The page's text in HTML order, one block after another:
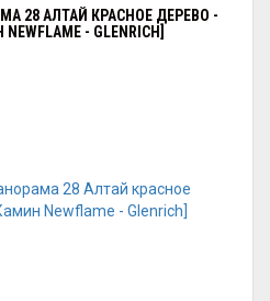
28 АЛТАЙ КРАСНОЕ ДЕРЕВО -
- GLENRICH]